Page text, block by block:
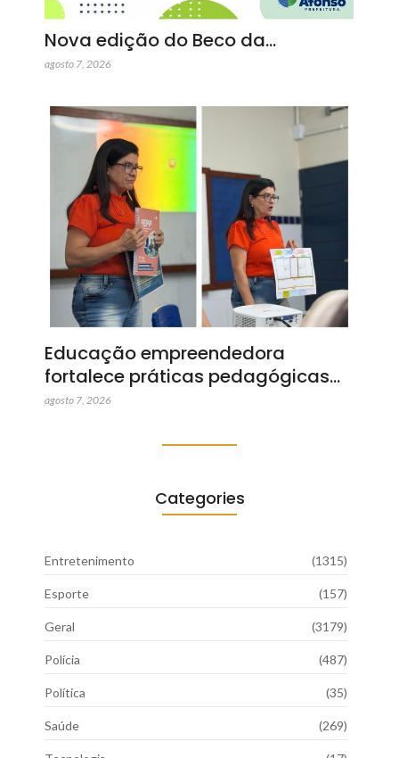
Nova edição do Beco da…
agosto 7, 2026
Educação empreendedora
fortalece práticas pedagógicas…
agosto 7, 2026
Categories
Entretenimento (1315)
Esporte (157)
Geral (3179)
Polícia (487)
Política (35)
Saúde (269)